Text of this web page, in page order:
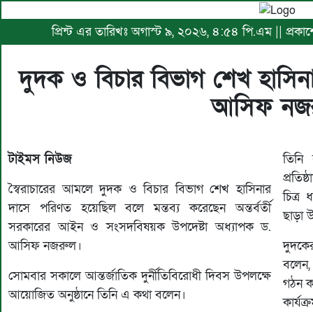
প্রিন্ট এর তারিখঃ অগাস্ট ৯, ২০২৬, ৪:৫৪ পি.এম ||
দুদক ও বিচার বিভাগ শেখ
আসিফ
টাইমস নিউজ
স্বৈরাচারের আমলে দুদক ও বিচার বিভাগ শেখ হাসিনার
দাসে পরিণত হয়েছিল বলে মন্তব্য করেছেন অন্তর্বর্তী
সরকারের আইন ও সংসদবিষয়ক উপদেষ্টা অধ্যাপক ড.
আসিফ নজরুল।
সোমবার সকালে আন্তর্জাতিক দুর্নীতিবিরোধী দিবস উপলক্ষে
আয়োজিত অনুষ্ঠানে তিনি এ কথা বলেন।
তিনি
চিত্র
ছাড়া
বলেন,
গঠন